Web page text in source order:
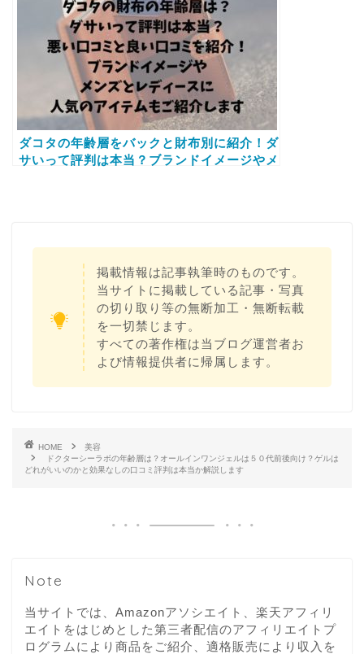
ダコタの年齢層をバックと財布別に紹介！ダ
サいって評判は本当？ブランドイメージやメ
掲載情報は記事執筆時のものです。
当サイトに掲載している記事・写真
の切り取り等の無断加工・無断転載
を一切禁じます。
すべての著作権は当ブログ運営者お
よび情報提供者に帰属します。
HOME
美容
ドクターシーラボの年齢層は？オールインワンジェルは５０代前後向け？ゲルは
どれがいいのかと効果なしの口コミ評判は本当か解説します
Note
当サイトでは、Amazonアソシエイト、楽天アフィリ
エイトをはじめとした第三者配信のアフィリエイトプ
ログラムにより商品をご紹介、適格販売により収入を